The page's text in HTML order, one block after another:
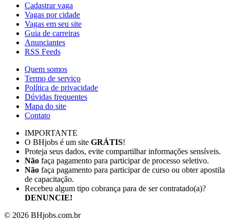
Cadastrar vaga
Vagas por cidade
Vagas em seu site
Guia de carreiras
Anunciantes
RSS Feeds
Quem somos
Termo de serviço
Política de privacidade
Dúvidas frequentes
Mapa do site
Contato
IMPORTANTE
O BHjobs é um site GRÁTIS!
Proteja seus dados, evite compartilhar informações sensíveis.
Não faça pagamento para participar de processo seletivo.
Não faça pagamento para participar de curso ou obter apostila
de capacitação.
Recebeu algum tipo cobrança para de ser contratado(a)?
DENUNCIE!
© 2026 BHjobs.com.br